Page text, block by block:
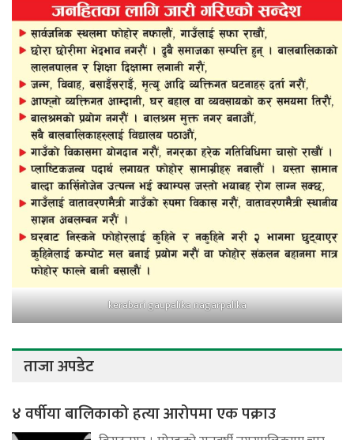
kerabari gaupalika nagarpalika
ताजा अपडेट
४ वर्षीया बालिकाको हत्या आरोपमा एक पक्राउ